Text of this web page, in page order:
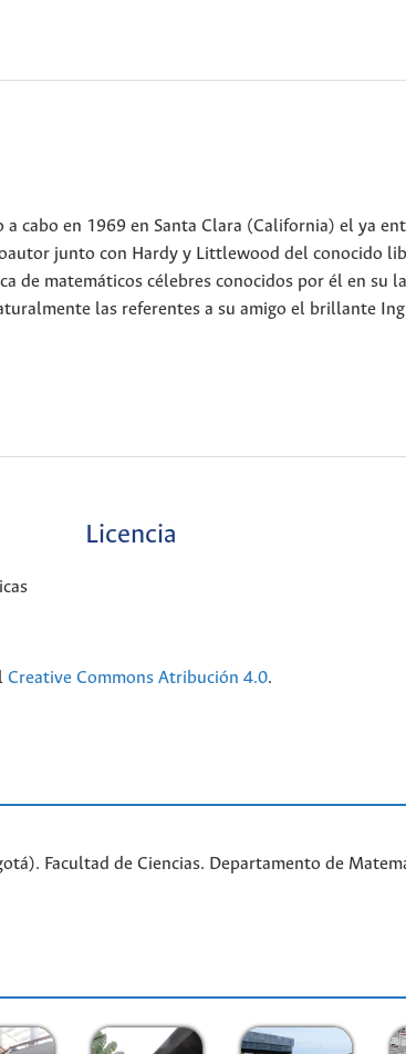
cabo en 1969 en Santa Clara (California) el ya
junto con Hardy y Littlewood del conocido
de matemáticos célebres conocidos por él en su
las referentes a su amigo el brillante
Licencia
Creative Commons Atribución 4.0.
Facultad de Ciencias. Departamento de